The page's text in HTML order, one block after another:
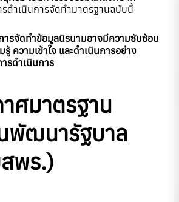
รดำเนินการจัดทำมาตรฐานฉบับนี้
ารจัดทำข้อมูลนิรนามอาจมีความซับซ้อน
ความเข้าใจ และดำเนินการอย่าง
รดำเนินการ
ศมาตรฐาน
พัฒนารัฐบาล
พร.)